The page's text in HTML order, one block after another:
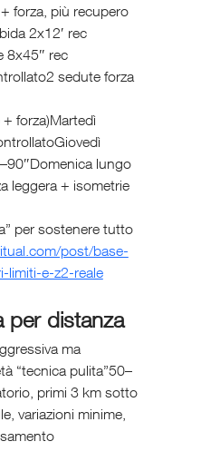
forza, più recupero
2x12′ rec
8x45″ rec
sedute forza
forza)Martedì
lungo
leggera + isometrie
per sostenere tutto
post/base-
limiti-e-z2-reale
per distanza
ma
“tecnica pulita”50–
primi 3 km sotto
variazioni minime,